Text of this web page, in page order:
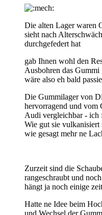
Die alten Lager waren
sieht nach
durchgefedert hat
gab Ihnen wohl den
Ausbohren das
wäre also eh bald
Die Gummilager von
hervorragend und vom
Audi vergleichbar - ich
Wie gut sie vulkanisiert
wie gesagt mehr ne
Zurzeit sind die
rangeschraubt und
hängt ja noch einige
Hatte ne Idee beim
und Wechsel der